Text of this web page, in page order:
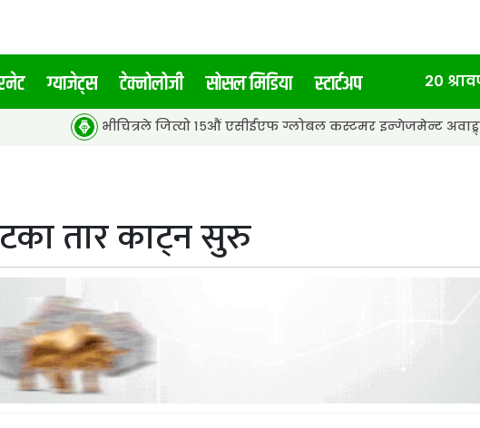
ग्याजेट्स टेक्नोलोजी सोसल मिडिया स्टार्टअप २०
भीचित्रले जित्यो १५औं एसीईएफ ग्लोबल कस्टमर इन्गेजमेन्ट अवाड्र्स २०२६ मा
तार काट्न सुरु